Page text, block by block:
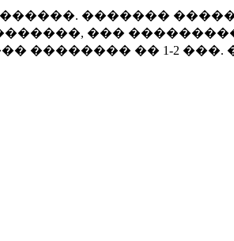
�������
���
�������� �� 1-2